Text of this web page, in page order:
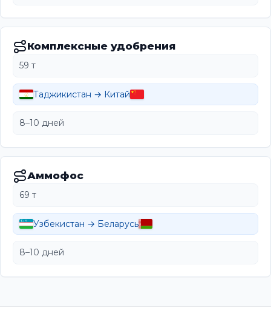
Комплексные удобрения
59 т
Таджикистан → Китай
8–10 дней
Аммофос
69 т
Узбекистан → Беларусь
8–10 дней